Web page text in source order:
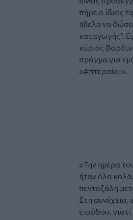
πήρε ο ίδιος
ήθελα να
καταγωγής”.
κύριος
πράγμα για
«Απτεραίοι».
«Την ημέρα
ήταν όλα
πεντοζάλη
Στη συνέχεια,
εισόδου,